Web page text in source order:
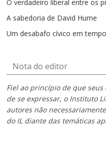
O verdadeiro liberal entre os
A sabedoria de David Hume
Um desabafo cívico em
Nota do editor
Fiel ao princípio de que
de se expressar, o Instituto
autores não
do IL diante das temáticas